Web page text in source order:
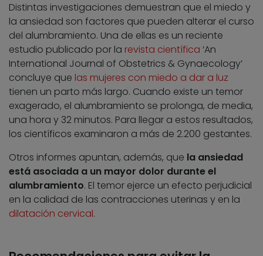
Distintas investigaciones demuestran que el miedo y
la ansiedad son factores que pueden alterar el curso
del alumbramiento. Una de ellas es un reciente
estudio publicado por la revista científica ‘An
International Journal of Obstetrics & Gynaecology’
concluye que las mujeres con miedo a dar a luz
tienen un parto más largo. Cuando existe un temor
exagerado, el alumbramiento se prolonga, de media,
una hora y 32 minutos. Para llegar a estos resultados,
los científicos examinaron a más de 2.200 gestantes.
Otros informes apuntan, además, que la ansiedad
está asociada a un mayor dolor durante el
alumbramiento. El temor ejerce un efecto perjudicial
en la calidad de las contracciones uterinas y en la
dilatación cervical.